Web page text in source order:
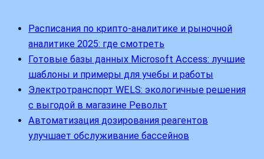
Расписания по крипто-аналитике и рыночной
аналитике 2025: где смотреть
Готовые базы данных Microsoft Access: лучшие
шаблоны и примеры для учебы и работы
Электротранспорт WELS: экологичные решения
с выгодой в магазине Револьт
Автоматизация дозирования реагентов
улучшает обслуживание бассейнов